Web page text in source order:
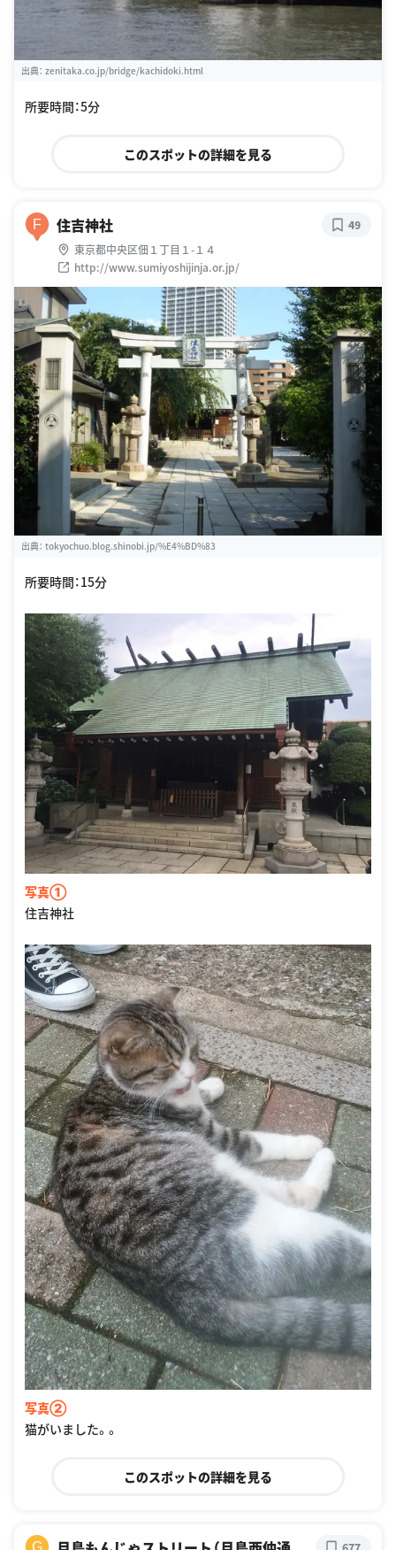
出典： zenitaka.co.jp/bridge/kachidoki.html
所要時間：5分
このスポットの詳細を見る
F 住吉神社
東京都中央区佃１丁目１-１４
http://www.sumiyoshijinja.or.jp/
49
出典： tokyochuo.blog.shinobi.jp/%E4%BD%83
所要時間：15分
写真①
住吉神社
写真②
猫がいました。。
このスポットの詳細を見る
G 677